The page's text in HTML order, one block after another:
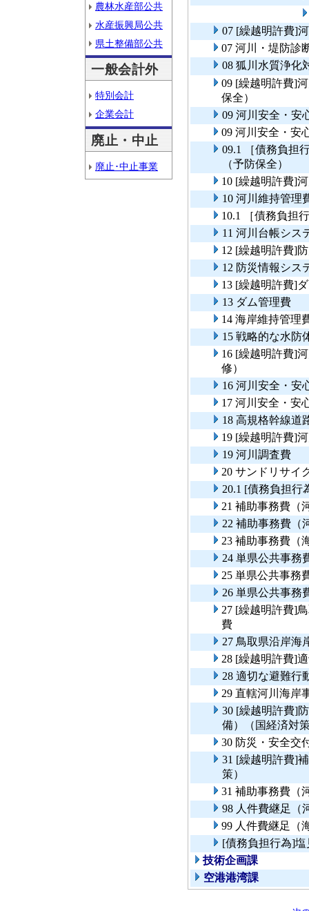
農林水産部公共
水産振興局公共
県土整備部公共
一般会計外
特別会計
企業会計
廃止・中止
廃止･中止事業
07 [繰越明許費]
07 河川・堤防診
08 狐川水質浄化
09 [繰越明許費]
保全）
09 河川安全・安
09 河川安全・
09.1 ［債務負担
（予防保全）
10 [繰越明許費]
10 河川維持管理
10.1 ［債務負担
11 河川台帳シス
12 [繰越明許費]
12 防災情報シス
13 [繰越明許費]
13 ダム管理費
14 海岸維持管理
15 戦略的な水防
16 [繰越明許費]
修）
16 河川安全・安
17 河川安全・安
18 高規格幹線道
19 [繰越明許費]
19 河川調査費
20 サンドリサイ
20.1 [債務負担行
21 補助事務費（
22 補助事務費（
23 補助事務費（
24 単県公共事務
25 単県公共事務
26 単県公共事務
27 [繰越明許費]
費
27 鳥取県沿岸海
28 [繰越明許費]
28 適切な避難行
29 直轄河川海岸
30 [繰越明許費]
備）（国経済対
30 防災・安全交
31 [繰越明許費]
策）
31 補助事務費（
98 人件費継足（
99 人件費継足（
[債務負担行為]
技術企画課
空港港湾課